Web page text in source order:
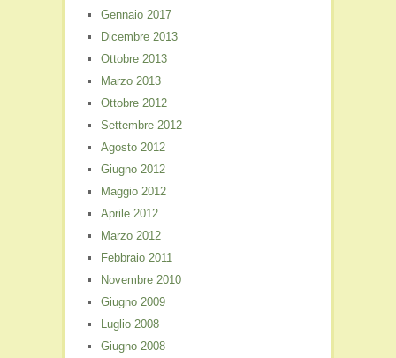
Gennaio 2017
Dicembre 2013
Ottobre 2013
Marzo 2013
Ottobre 2012
Settembre 2012
Agosto 2012
Giugno 2012
Maggio 2012
Aprile 2012
Marzo 2012
Febbraio 2011
Novembre 2010
Giugno 2009
Luglio 2008
Giugno 2008